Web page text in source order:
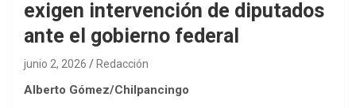
exigen intervención de diputados
ante el gobierno federal
junio 2, 2026 Redacción
Alberto Gómez/Chilpancingo